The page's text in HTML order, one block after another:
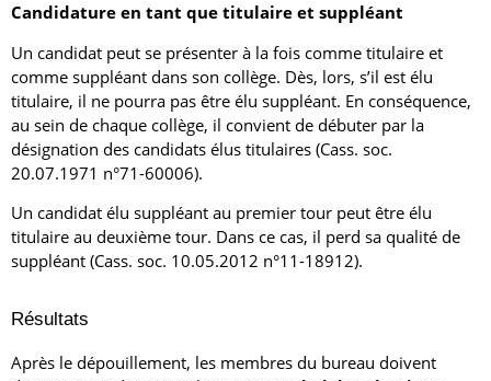
Candidature en tant que titulaire et suppléant
Un candidat peut se présenter à la fois comme titulaire et
comme suppléant dans son collège. Dès, lors, s’il est élu
titulaire, il ne pourra pas être élu suppléant. En conséquence,
au sein de chaque collège, il convient de débuter par la
désignation des candidats élus titulaires (Cass. soc.
20.07.1971 n°71-60006).
Un candidat élu suppléant au premier tour peut être élu
titulaire au deuxième tour. Dans ce cas, il perd sa qualité de
suppléant (Cass. soc. 10.05.2012 n°11-18912).
Résultats
Après le dépouillement, les membres du bureau doivent